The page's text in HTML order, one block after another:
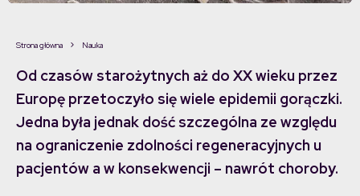
Strona główna Nauka
Od czasów starożytnych aż do XX wieku przez
Europę przetoczyło się wiele epidemii gorączki.
Jedna była jednak dość szczególna ze względu
na ograniczenie zdolności regeneracyjnych u
pacjentów a w konsekwencji – nawrót choroby.